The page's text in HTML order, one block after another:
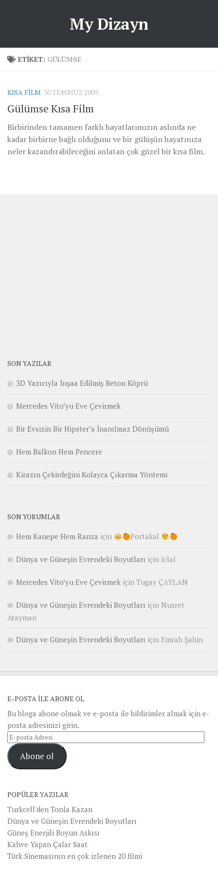
My Dizayn
ETIKET: GÜLÜMSE
KISA FILM 30 TEMMUZ 2009
Gülümse Kısa Film
Birbirinden tamamen farklı hayatlarımızın aslında ne
kadar birbirne bağlı olduğunu ve bir gülüşün hayatınıza
neler kazandırabileceğini anlatan çok güzel bir kısa film.
SON YAZILAR
3D Yazıcıyla İnşaa Edilmiş Beton Köprü
Mercedes Vito’yu Eve Çevirmek
Bir Evsizin Bir Hipster’a İnanılmaz Dönüşümü
Hem Balkon Hem Pencere
Kirazın Çekirdeğini Kolayca Çıkarma Yöntemi
SON YORUMLAR
Hem Kanepe Hem Ranza için Portakal
Dünya ve Güneşin Evrendeki Boyutları için Iclal
Mercedes Vito’yu Eve Çevirmek için Tugay ÇAYLAN
Dünya ve Güneşin Evrendeki Boyutları için Nusret
Atayman
Dünya ve Güneşin Evrendeki Boyutları için Emrah Şahin
E-POSTA ILE ABONE OL
Bu bloga abone olmak ve e-posta ile bildirimler almak için e-
posta adresinizi girin.
E-
posta
AdresiAbone ol
POPÜLER YAZILAR
Turkcell'den Tonla Kazan
Dünya ve Güneşin Evrendeki Boyutları
Güneş Enerjili Boyun Askısı
Kahve Yapan Çalar Saat
Türk Sinemasının en çok izlenen 20 filmi